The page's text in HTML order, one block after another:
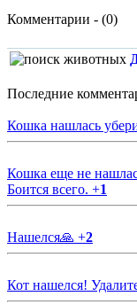
Комментарии - (0)
Последние
Кошка нашлась
Кошка еще не
Боится всего. +1
Нашелся🙏 +2
Кот нашелся!